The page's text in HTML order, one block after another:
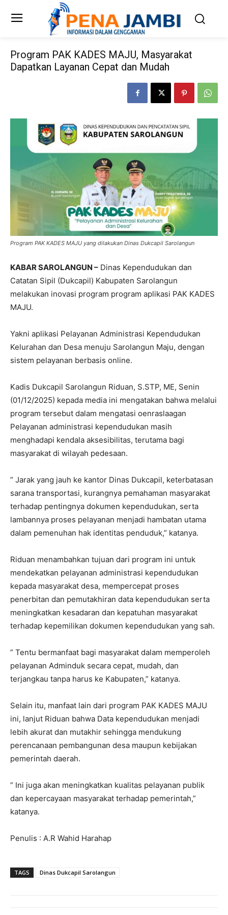
Program PAK KADES MAJU, Masyarakat
Dapatkan Layanan Cepat dan Mudah
Program PAK KADES MAJU yang dilakukan Dinas Dukcapil Sarolangun
KABAR SAROLANGUN – Dinas Kependudukan dan
Catatan Sipil (Dukcapil) Kabupaten Sarolangun
melakukan inovasi program program aplikasi PAK KADES
MAJU.
Yakni aplikasi Pelayanan Administrasi Kependudukan
Kelurahan dan Desa menuju Sarolangun Maju, dengan
sistem pelayanan berbasis online.
Kadis Dukcapil Sarolangun Riduan, S.STP, ME, Senin
(01/12/2025) kepada media ini mengatakan bahwa melalui
program tersebut dalam mengatasi oenraslaagan
Pelayanan administrasi kependudukan masih
menghadapi kendala aksesibilitas, terutama bagi
masyarakat di wilayah pedesaan.
” Jarak yang jauh ke kantor Dinas Dukcapil, keterbatasan
sarana transportasi, kurangnya pemahaman masyarakat
terhadap pentingnya dokumen kependudukan, serta
lambannya proses pelayanan menjadi hambatan utama
dalam pemenuhan hak identitas penduduk,” katanya.
Riduan menambahkan tujuan dari program ini untuk
mendekatkan pelayanan administrasi kependudukan
kepada masyarakat desa, mempercepat proses
penerbitan dan pemutakhiran data kependudukan serta
meningkatkan kesadaran dan kepatuhan masyarakat
terhadap kepemilikan dokumen kependudukan yang sah.
” Tentu bermanfaat bagi masyarakat dalam memperoleh
pelayanan Adminduk secara cepat, mudah, dan
terjangkau tanpa harus ke Kabupaten,” katanya.
Selain itu, manfaat lain dari program PAK KADES MAJU
ini, lanjut Riduan bahwa Data kependudukan menjadi
lebih akurat dan mutakhir sehingga mendukung
perencanaan pembangunan desa maupun kebijakan
pemerintah daerah.
” Ini juga akan meningkatkan kualitas pelayanan publik
dan kepercayaan masyarakat terhadap pemerintah,”
katanya.
Penulis : A.R Wahid Harahap
TAGS Dinas Dukcapil Sarolangun